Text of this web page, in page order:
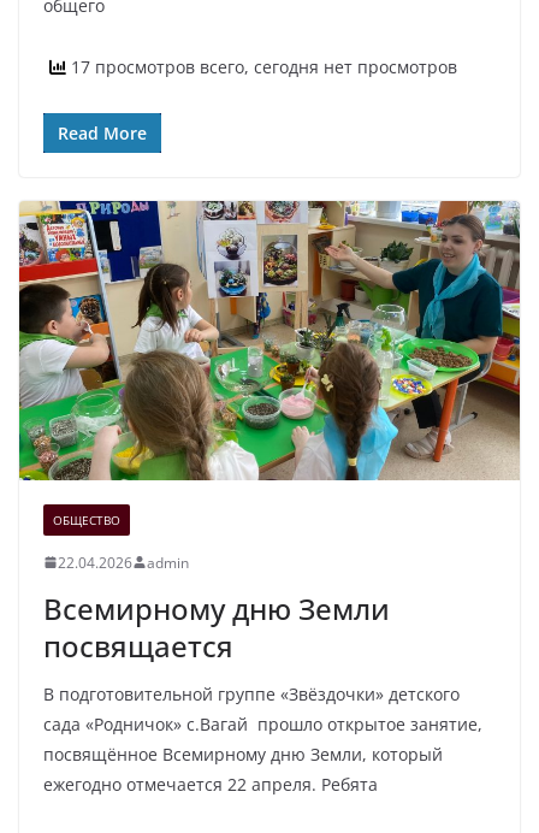
общего
17 просмотров всего, сегодня нет просмотров
Read More
ОБЩЕСТВО
22.04.2026 admin
Всемирному дню Земли
посвящается
В подготовительной группе «Звёздочки» детского
сада «Родничок» с.Вагай прошло открытое занятие,
посвящённое Всемирному дню Земли, который
ежегодно отмечается 22 апреля. Ребята